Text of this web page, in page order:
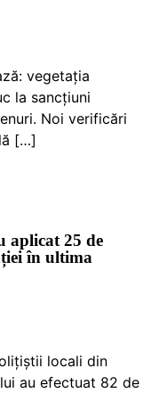
vegetația
la sancțiuni
Noi verificări
[…]
aplicat 25 de
în ultima
locali din
au efectuat 82 de